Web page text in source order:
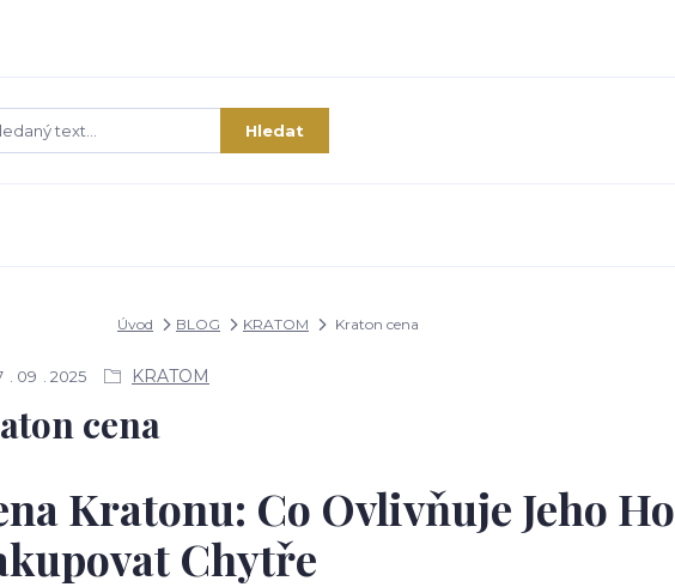
Hledat
Úvod BLOG KRATOM Kraton cena
09 2025 KRATOM
cena
Kratonu: Co Ovlivňuje Jeho
Chytře